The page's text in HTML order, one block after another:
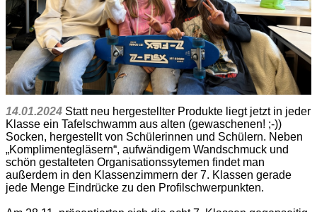
14.01.2024 Statt neu hergestellter Produkte liegt jetzt in jeder
Klasse ein Tafelschwamm aus alten (gewaschenen! ;-))
Socken, hergestellt von Schülerinnen und Schülern. Neben
„Komplimentegläsern“, aufwändigem Wandschmuck und
schön gestalteten Organisationssytemen findet man
außerdem in den Klassenzimmern der 7. Klassen gerade
jede Menge Eindrücke zu den Profilschwerpunkten.